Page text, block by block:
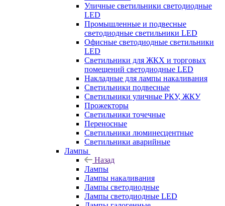
Уличные светильники светодиодные
LED
Промышленные и подвесные
светодиодные светильники LED
Офисные светодиодные светильники
LED
Светильники для ЖКХ и торговых
помещений светодиодные LED
Накладные для лампы накаливания
Светильники подвесные
Светильники уличные РКУ, ЖКУ
Прожекторы
Cветильники точечные
Переносные
Светильники люминесцентные
Светильники аварийные
Лампы
Назад
Лампы
Лампы накаливания
Лампы светодиодные
Лампы светодиодные LED